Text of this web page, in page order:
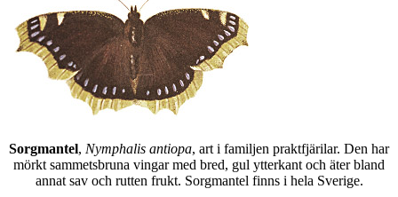
Sorgmantel, Nymphalis antiopa, art i familjen praktfjärilar. Den har
mörkt sammetsbruna vingar med bred, gul ytterkant och äter bland
annat sav och rutten frukt. Sorgmantel finns i hela Sverige.